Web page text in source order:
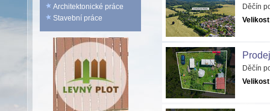
Architektonické práce
Stavební práce
Děčín
Děčín